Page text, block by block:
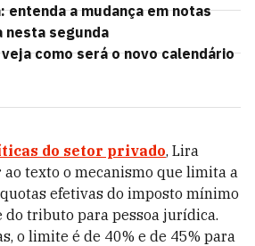
entenda a mudança em notas
nesta segunda
veja como será o novo calendário
do setor privado, Lira
texto o mecanismo que limita a
efetivas do imposto mínimo
do tributo para pessoa jurídica.
o limite é de 40% e de 45% para